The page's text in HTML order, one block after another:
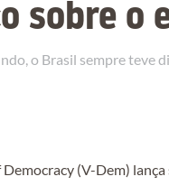
sobre o
o Brasil sempre teve
(V-Dem)